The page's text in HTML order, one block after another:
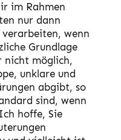
im Rahmen
nur dann
wenn
Grundlage
nicht möglich,
unklare und
abgibt, so
sind, wenn
hoffe, Sie